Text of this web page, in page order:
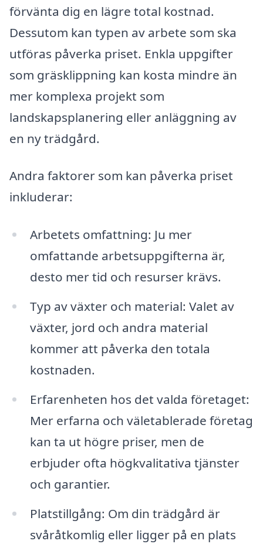
förvänta dig en lägre total kostnad.
Dessutom kan typen av arbete som ska
utföras påverka priset. Enkla uppgifter
som gräsklippning kan kosta mindre än
mer komplexa projekt som
landskapsplanering eller anläggning av
en ny trädgård.
Andra faktorer som kan påverka priset
inkluderar:
Arbetets omfattning: Ju mer
omfattande arbetsuppgifterna är,
desto mer tid och resurser krävs.
Typ av växter och material: Valet av
växter, jord och andra material
kommer att påverka den totala
kostnaden.
Erfarenheten hos det valda företaget:
Mer erfarna och väletablerade företag
kan ta ut högre priser, men de
erbjuder ofta högkvalitativa tjänster
och garantier.
Platstillgång: Om din trädgård är
svåråtkomlig eller ligger på en plats